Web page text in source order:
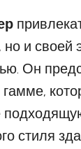
и своей
Он
стиля